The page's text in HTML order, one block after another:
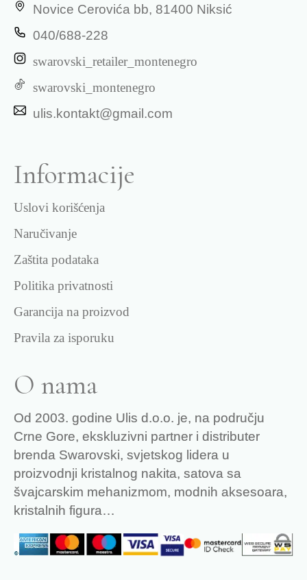
Novice Cerovića bb, 81400 Niksić
040/688-228
swarovski_retailer_montenegro
swarovski_montenegro
ulis.kontakt@gmail.com
Informacije
Uslovi korišćenja
Naručivanje
Zaštita podataka
Politika privatnosti
Garancija na proizvod
Pravila za isporuku
O nama
Od 2003. godine Ulis d.o.o. je, na području
Crne Gore, ekskluzivni partner i distributer
brenda Swarovski, svjetskog lidera u
proizvodnji kristalnog nakita, satova sa
švajcarskim mehanizmom, modnih aksesoara,
kristalnih figura…